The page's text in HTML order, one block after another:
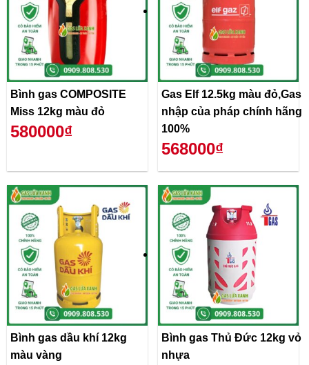
Bình gas COMPOSITE
Miss 12kg màu đỏ
580000₫
Gas Elf 12.5kg màu đỏ,Gas
nhập của pháp chính hãng
100%
568000₫
Bình gas dầu khí 12kg
màu vàng
Bình gas Thủ Đức 12kg vỏ
nhựa